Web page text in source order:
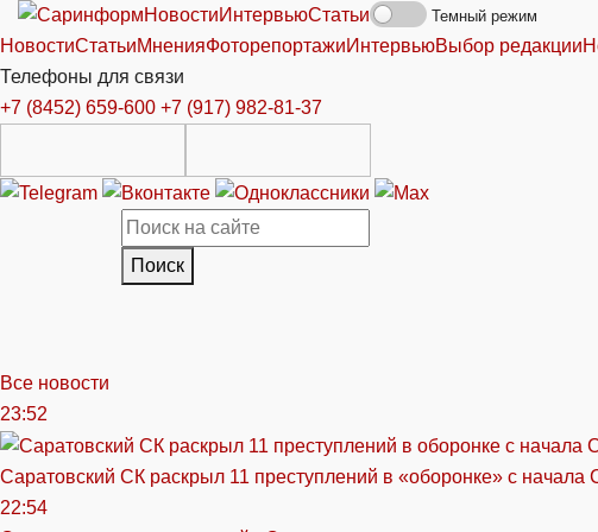
НовостиИнтервьюСтатьи Темный режим
НовостиСтатьиМненияФоторепортажиИнтервьюВыбор редакции
Телефоны для связи
+7 (8452) 659-600 +7 (917) 982-81-37
Поиск
Все новости
23:52
Саратовский СК раскрыл 11 преступлений в «оборонке» с начала
22:54